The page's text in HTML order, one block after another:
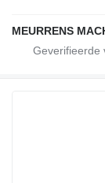
MEURRENS